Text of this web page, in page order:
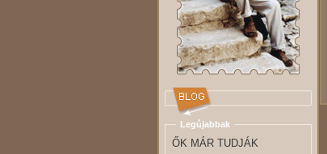
Legújabbak
ŐK MÁR TUDJÁK